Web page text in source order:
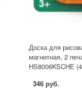
Доска для
магнитная, 2
HS8006KSCHE
346 руб.